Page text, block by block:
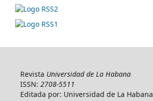
Revista Universidad de La Habana
ISSN: 2708-5511
Editada por: Universidad de La Habana